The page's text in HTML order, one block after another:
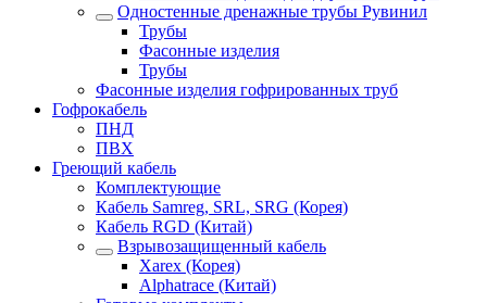
Одностенные дренажные трубы Рувинил
Трубы
Фасонные изделия
Трубы
Фасонные изделия гофрированных труб
Гофрокабель
ПНД
ПВХ
Греющий кабель
Комплектующие
Кабель Samreg, SRL, SRG (Корея)
Кабель RGD (Китай)
Взрывозащищенный кабель
Xarex (Корея)
Alphatrace (Китай)